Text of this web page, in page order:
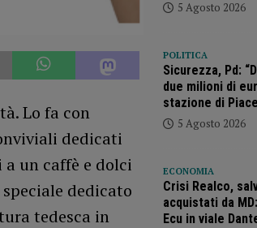
Lo fa con
dedicati
un caffè e dolci
dedicato
tedesca in
5 Agosto 2026
POLITICA
Sicurezza, Pd:
due milioni di
stazione di
5 Agosto 2026
ECONOMIA
Crisi Realco,
acquistati da
Ecu in viale